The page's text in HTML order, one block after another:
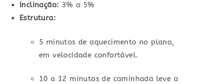
Inclinação: 3% a 5%
Estrutura:
5 minutos de aquecimento no plano,
em velocidade confortável.
10 a 12 minutos de caminhada leve a